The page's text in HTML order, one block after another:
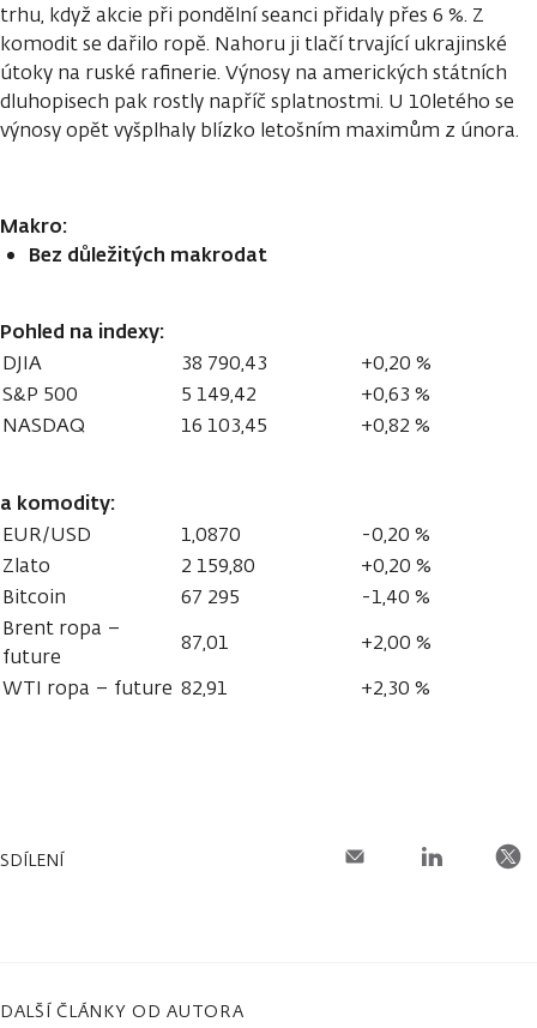
trhu, když akcie při pondělní seanci přidaly přes 6 %. Z
komodit se dařilo ropě. Nahoru ji tlačí trvající ukrajinské
útoky na ruské rafinerie. Výnosy na amerických státních
dluhopisech pak rostly napříč splatnostmi. U 10letého se
výnosy opět vyšplhaly blízko letošním maximům z února.
Makro:
Bez důležitých makrodat
Pohled na indexy:
DJIA 38 790,43
+0,20 %
S&P 500
5 149,42
+0,63 %
NASDAQ
16 103,45 +0,82 %
a komodity:
EUR/USD 1,0870
-0,20 %
Zlato
2 159,80
+0,20 %
Bitcoin
67 295
-1,40 %
Brent ropa –
future
87,01
+2,00 %
WTI ropa – future 82,91 +2,30 %
SDÍLENÍ
DALŠÍ ČLÁNKY OD AUTORA